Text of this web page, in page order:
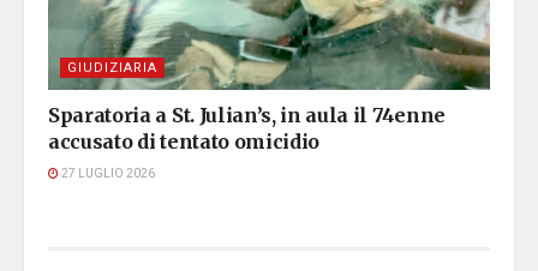
GIUDIZIARIA
Sparatoria a St. Julian’s, in aula il 74enne
accusato di tentato omicidio
27 LUGLIO 2026